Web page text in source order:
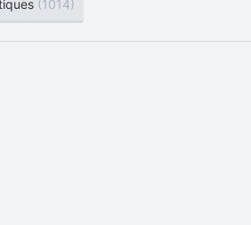
(1014)